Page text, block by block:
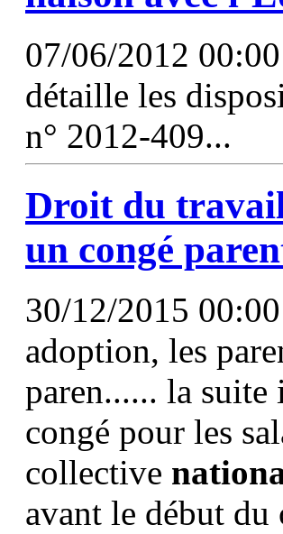
07/06/2012
détaille les
n° 2012-409...
Droit du
un congé
30/12/2015
adoption, les
paren...... la
congé pour les
collective
avant le début du